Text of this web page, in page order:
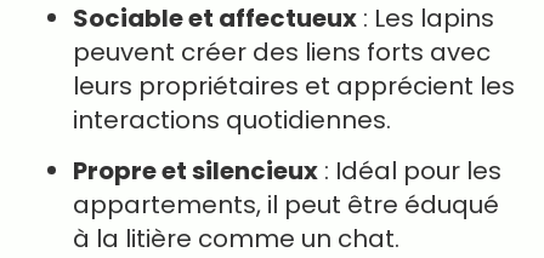
Sociable et affectueux : Les lapins
peuvent créer des liens forts avec
leurs propriétaires et apprécient les
interactions quotidiennes.
Propre et silencieux : Idéal pour les
appartements, il peut être éduqué
à la litière comme un chat.